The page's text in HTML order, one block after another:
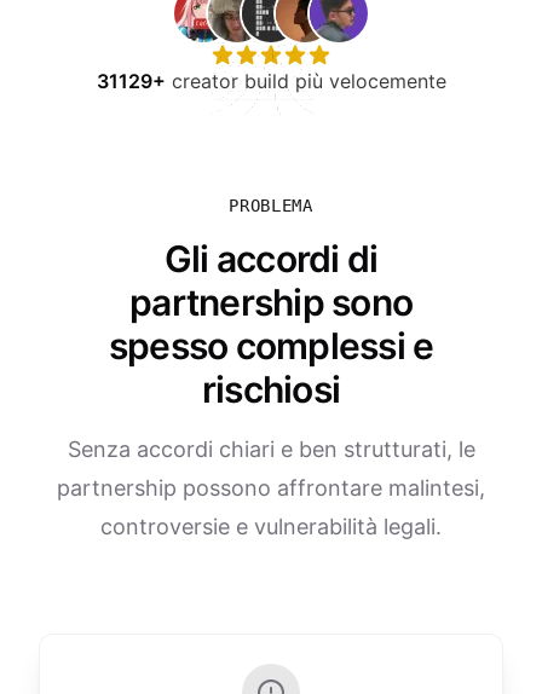
31129+ creator build più velocemente
PROBLEMA
Gli accordi di
partnership sono
spesso complessi e
rischiosi
Senza accordi chiari e ben strutturati, le
partnership possono affrontare malintesi,
controversie e vulnerabilità legali.